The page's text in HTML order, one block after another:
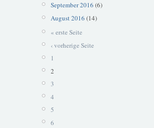
September 2016 (6)
August 2016 (14)
« erste Seite
‹ vorherige Seite
1
2
3
4
5
6